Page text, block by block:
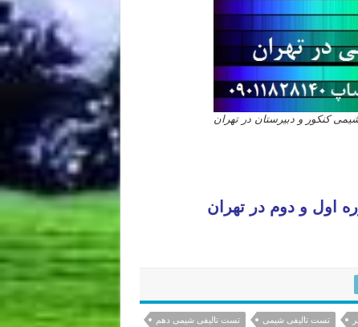
کنکور و دبیرستان در تهران
اول و دوم در تهران
تست تالیفی شیمی
تست تالیفی شیمی دهم